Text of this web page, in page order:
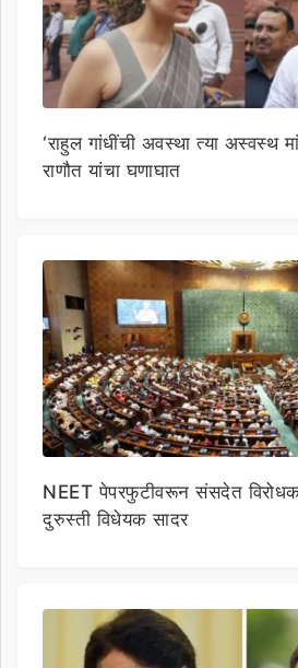
‘राहुल गांधींची अवस्था त्या अस्वस्थ
राणौत यांचा घणाघात
NEET पेपरफुटीवरून संसदेत
दुरुस्ती विधेयक सादर